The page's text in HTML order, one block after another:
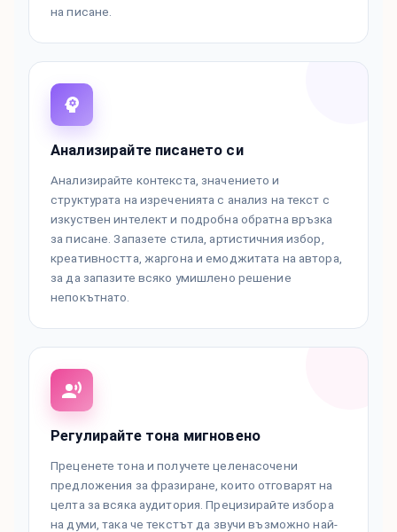
на писане.
Анализирайте писането си
Анализирайте контекста, значението и
структурата на изреченията с анализ на текст с
изкуствен интелект и подробна обратна връзка
за писане. Запазете стила, артистичния избор,
креативността, жаргона и емоджитата на автора,
за да запазите всяко умишлено решение
непокътнато.
Регулирайте тона мигновено
Преценете тона и получете целенасочени
предложения за фразиране, които отговарят на
целта за всяка аудитория. Прецизирайте избора
на думи, така че текстът да звучи възможно най-